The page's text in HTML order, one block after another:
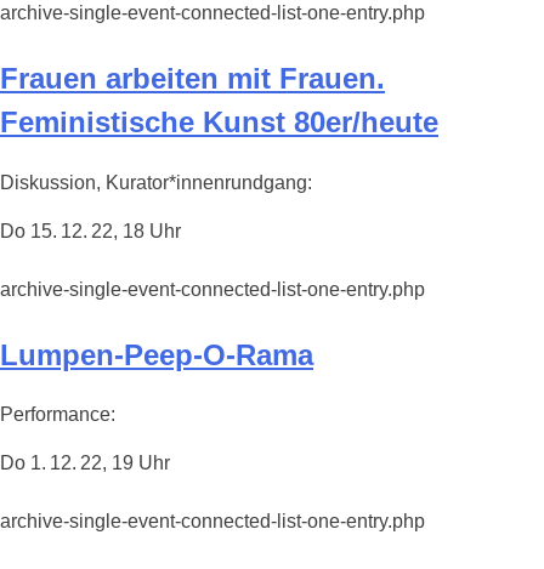
archive-single-event-connected-list-one-entry.php
Frauen arbeiten mit Frauen.
Feministische Kunst 80er/heute
Diskussion, Kurator*innenrundgang:
Do 15. 12. 22, 18 Uhr
archive-single-event-connected-list-one-entry.php
Lumpen-Peep-O-Rama
Performance:
Do 1. 12. 22, 19 Uhr
archive-single-event-connected-list-one-entry.php